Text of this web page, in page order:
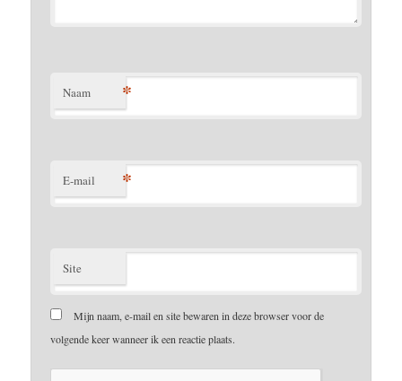
Naam *
E-mail *
Site
Mijn naam, e-mail en site bewaren in deze browser voor de
volgende keer wanneer ik een reactie plaats.